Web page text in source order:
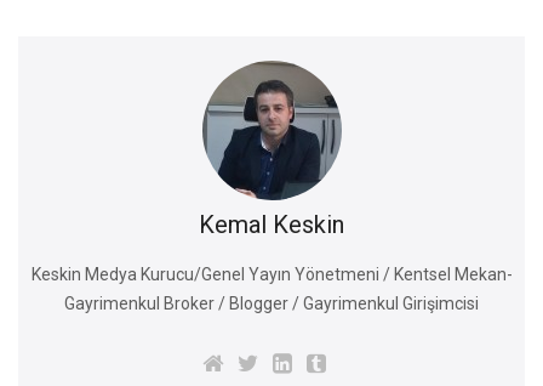
Kemal Keskin
Keskin Medya Kurucu/Genel Yayın Yönetmeni / Kentsel Mekan-
Gayrimenkul Broker / Blogger / Gayrimenkul Girişimcisi